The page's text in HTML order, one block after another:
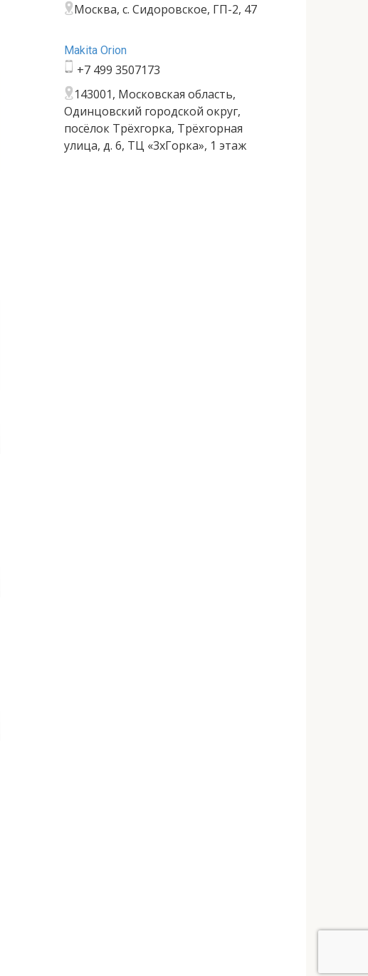
Москва, с. Сидоровское, ГП-2, 47
Makita Orion
+7 499 3507173
143001, Московская область,
Одинцовский городской округ,
посёлок Трёхгорка, Трёхгорная
улица, д. 6, ТЦ «3хГорка», 1 этаж